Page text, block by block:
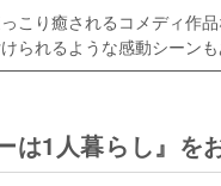
こり癒されるコメディ作
られるような感動シーン
は1人暮らし』を